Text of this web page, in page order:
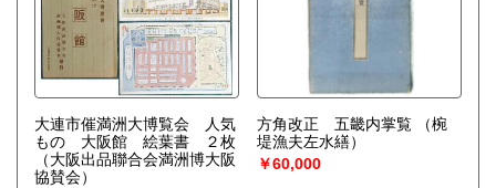
大連市催満洲大博覧会 人気
もの 大阪館 絵葉書 ２枚
（大阪出品聯合会満洲博大阪
協賛会）
方角改正 五畿内掌覧
（椀
堤漁夫左水繕）
￥60,000